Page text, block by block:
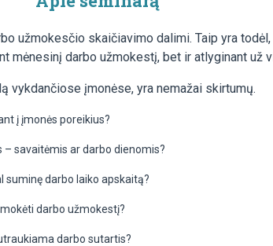
užmokesčio skaičiavimo dalimi. Taip yra
darbo užmokestį, bet ir atlyginant už
vykdančiose įmonėse, yra nemažai skirtumų.
į įmonės poreikius?
savaitėmis ar darbo dienomis?
suminę darbo laiko apskaitą?
darbo užmokestį?
darbo sutartis?